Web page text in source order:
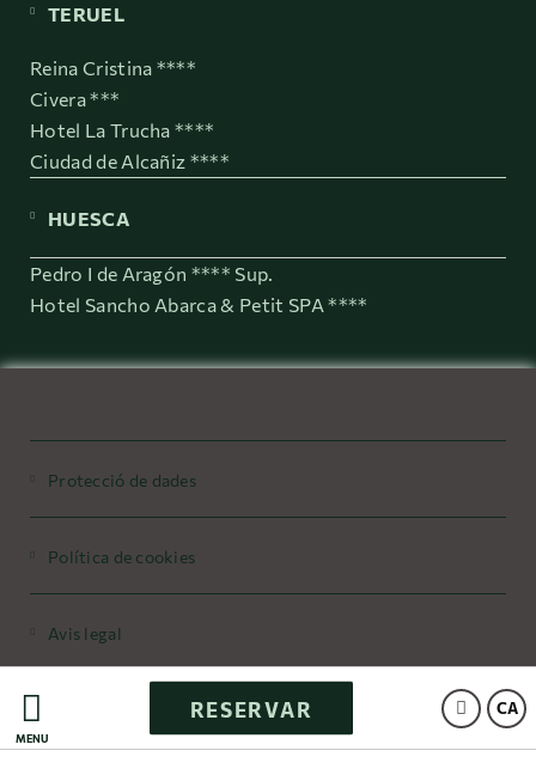
MENÚ
CA
RESERVAR
TERUEL
Reina Cristina ****
Civera ***
Hotel La Trucha ****
Ciudad de Alcañiz ****
HUESCA
Pedro I de Aragón **** Sup.
Hotel Sancho Abarca & Petit SPA ****
Protecció de dades
Política de cookies
Avis legal